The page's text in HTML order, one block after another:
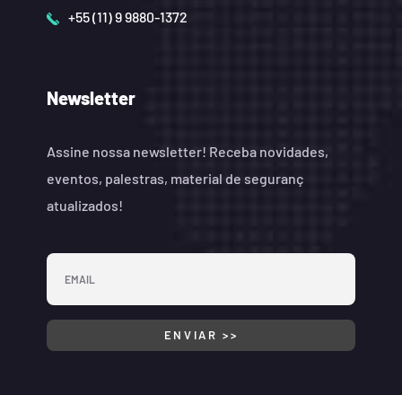
+55 (11) 9 9880-1372
Newsletter
Assine nossa newsletter! Receba novidades,
eventos, palestras, material de seguranç
atualizados!